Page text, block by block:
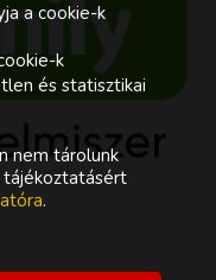
a cookie-k
k
és statisztikai
nem tárolunk
.